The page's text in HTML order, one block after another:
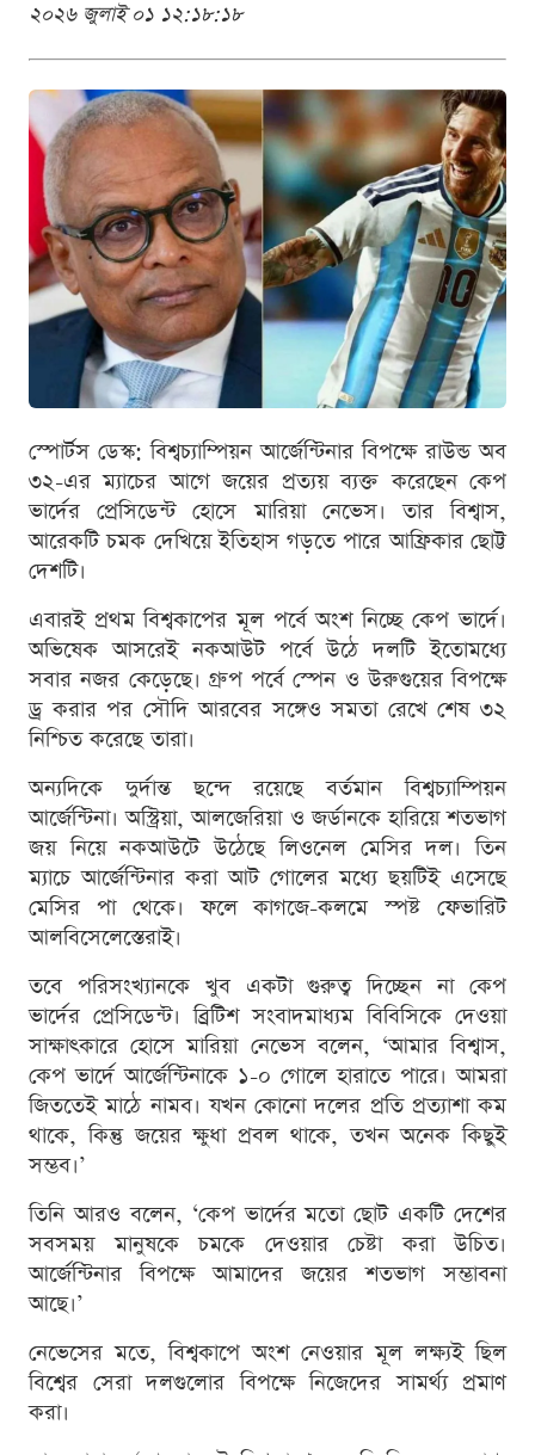
২০২৬ জুলাই ০১ ১২:১৮:১৮
স্পোর্টস ডেস্ক: বিশ্বচ্যাম্পিয়ন আর্জেন্টিনার বিপক্ষে রাউন্ড অব
৩২-এর ম্যাচের আগে জয়ের প্রত্যয় ব্যক্ত করেছেন কেপ
ভার্দের প্রেসিডেন্ট হোসে মারিয়া নেভেস। তার বিশ্বাস,
আরেকটি চমক দেখিয়ে ইতিহাস গড়তে পারে আফ্রিকার ছোট্ট
দেশটি।
এবারই প্রথম বিশ্বকাপের মূল পর্বে অংশ নিচ্ছে কেপ ভার্দে।
অভিষেক আসরেই নকআউট পর্বে উঠে দলটি ইতোমধ্যে
সবার নজর কেড়েছে। গ্রুপ পর্বে স্পেন ও উরুগুয়ের বিপক্ষে
ড্র করার পর সৌদি আরবের সঙ্গেও সমতা রেখে শেষ ৩২
নিশ্চিত করেছে তারা।
অন্যদিকে দুর্দান্ত ছন্দে রয়েছে বর্তমান বিশ্বচ্যাম্পিয়ন
আর্জেন্টিনা। অস্ট্রিয়া, আলজেরিয়া ও জর্ডানকে হারিয়ে শতভাগ
জয় নিয়ে নকআউটে উঠেছে লিওনেল মেসির দল। তিন
ম্যাচে আর্জেন্টিনার করা আট গোলের মধ্যে ছয়টিই এসেছে
মেসির পা থেকে। ফলে কাগজে-কলমে স্পষ্ট ফেভারিট
আলবিসেলেস্তেরাই।
তবে পরিসংখ্যানকে খুব একটা গুরুত্ব দিচ্ছেন না কেপ
ভার্দের প্রেসিডেন্ট। ব্রিটিশ সংবাদমাধ্যম বিবিসিকে দেওয়া
সাক্ষাৎকারে হোসে মারিয়া নেভেস বলেন, ‘আমার বিশ্বাস,
কেপ ভার্দে আর্জেন্টিনাকে ১-০ গোলে হারাতে পারে। আমরা
জিততেই মাঠে নামব। যখন কোনো দলের প্রতি প্রত্যাশা কম
থাকে, কিন্তু জয়ের ক্ষুধা প্রবল থাকে, তখন অনেক কিছুই
সম্ভব।’
তিনি আরও বলেন, ‘কেপ ভার্দের মতো ছোট একটি দেশের
সবসময় মানুষকে চমকে দেওয়ার চেষ্টা করা উচিত।
আর্জেন্টিনার বিপক্ষে আমাদের জয়ের শতভাগ সম্ভাবনা
আছে।’
নেভেসের মতে, বিশ্বকাপে অংশ নেওয়ার মূল লক্ষ্যই ছিল
বিশ্বের সেরা দলগুলোর বিপক্ষে নিজেদের সামর্থ্য প্রমাণ
করা।